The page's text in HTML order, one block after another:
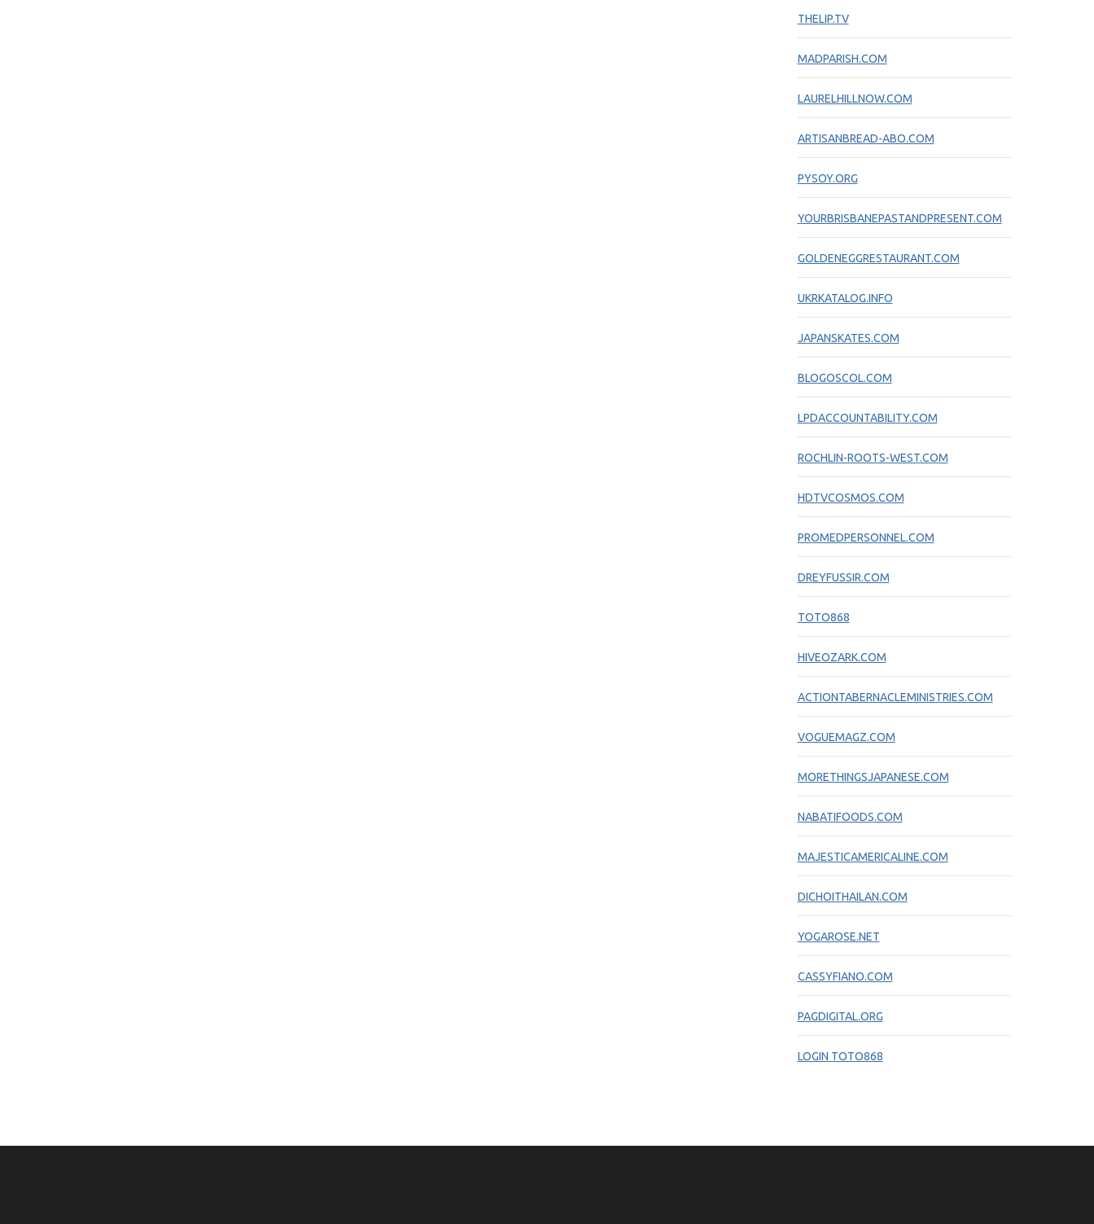
THELIP.TV
MADPARISH.COM
LAURELHILLNOW.COM
ARTISANBREAD-ABO.COM
PYSOY.ORG
YOURBRISBANEPASTANDPRESENT.COM
GOLDENEGGRESTAURANT.COM
UKRKATALOG.INFO
JAPANSKATES.COM
BLOGOSCOL.COM
LPDACCOUNTABILITY.COM
ROCHLIN-ROOTS-WEST.COM
HDTVCOSMOS.COM
PROMEDPERSONNEL.COM
DREYFUSSIR.COM
TOTO868
HIVEOZARK.COM
ACTIONTABERNACLEMINISTRIES.COM
VOGUEMAGZ.COM
MORETHINGSJAPANESE.COM
NABATIFOODS.COM
MAJESTICAMERICALINE.COM
DICHOITHAILAN.COM
YOGAROSE.NET
CASSYFIANO.COM
PAGDIGITAL.ORG
LOGIN TOTO868